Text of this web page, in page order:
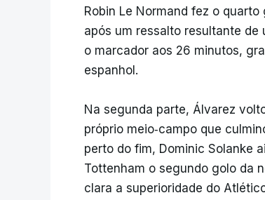
Robin Le Normand fez o
após um ressalto resultante de
o marcador aos 26 minutos,
espanhol.
Na segunda parte, Álvarez
próprio meio‑campo que
perto do fim, Dominic Solanke
Tottenham o segundo golo da
clara a superioridade do